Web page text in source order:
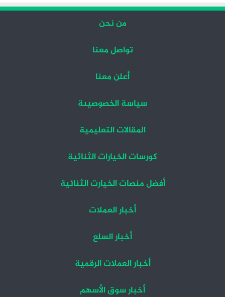
من نحن
تواصل معنا
أعلن معنا
سياسة الخصوصيىة
المقالات التعليمية
كورسات الخيارات الثنائية
أفضل منصات الخيارت الثنائية
أخبار العملات
أخبار السلع
أخبار العملات الرقمية
أخبار سوق الأسهم